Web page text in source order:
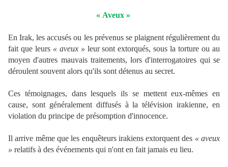
« Aveux »
En Irak, les accusés ou les prévenus se plaignent régulièrement du
fait que leurs « aveux » leur sont extorqués, sous la torture ou au
moyen d'autres mauvais traitements, lors d'interrogatoires qui se
déroulent souvent alors qu'ils sont détenus au secret.
Ces témoignages, dans lesquels ils se mettent eux-mêmes en
cause, sont généralement diffusés à la télévision irakienne, en
violation du principe de présomption d'innocence.
Il arrive même que les enquêteurs irakiens extorquent des « aveux
» relatifs à des événements qui n'ont en fait jamais eu lieu.